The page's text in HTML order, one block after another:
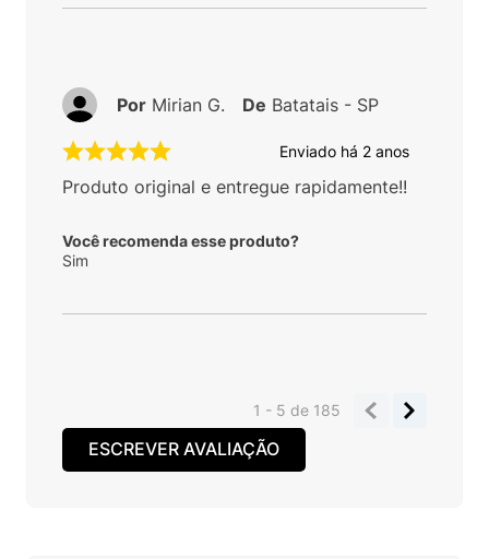
Enviado há 2 anos
Produto original e entregue rapidamente!!
Você recomenda esse produto?
Sim
Por Mirian G. De Batatais - SP
1 - 5de 185
ESCREVER AVALIAÇÃO